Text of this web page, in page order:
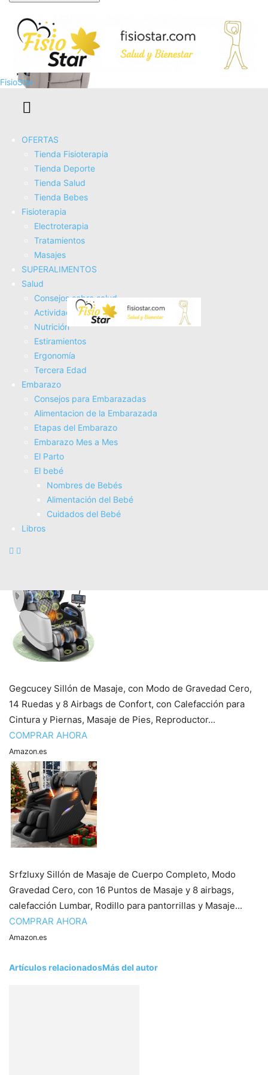
FisioStar
OFERTAS
Tienda Fisioterapia
Tienda Deporte
Tienda Salud
Tienda Bebes
Fisioterapia
Electroterapia
Tratamientos
Masajes
SUPERALIMENTOS
Salud
Consejos sobre salud
Actividad Fí­sica
Nutrición
Estiramientos
Ergonomí­a
Tercera Edad
Embarazo
Consejos para Embarazadas
Alimentacion de la Embarazada
Etapas del Embarazo
Embarazo Mes a Mes
El Parto
El bebé
Nombres de Bebés
Alimentación del Bebé
Cuidados del Bebé
Libros
Personas), Reclinación Eléctrica, Masaje Y Termoterapia,
Modelo Ramón AH-AR30920AR
COMPRAR AHORA
Amazon.es
WOLTU Sillón Reclinable Eléctrico, Sillón Relax de Masaje
con Ayuda para Levantarse, con Calefacción de Masaje,
Reposapiés, Bolsillos, Portavasos, Puerto...
COMPRAR AHORA
Amazon.es
WSOFZMO Sillon Relax reclinable electrico, Sillon Masaje
Relax, Massage Chair, con 8 Zonas de Masaje potentes y 2
Puntos de Calor, Silla eléctrica con...
COMPRAR AHORA
Gegcucey Sillón de Masaje, con Modo de Gravedad Cero,
14 Ruedas y 8 Airbags de Confort, con Calefacción para
Cintura y Piernas, Masaje de Pies, Reproductor...
COMPRAR AHORA
Amazon.es
Srfzluxy Sillón de Masaje de Cuerpo Completo, Modo
Gravedad Cero, con 16 Puntos de Masaje y 8 airbags,
calefacción Lumbar, Rodillo para pantorrillas y Masaje...
COMPRAR AHORA
Amazon.es
Artículos relacionadosMás del autor